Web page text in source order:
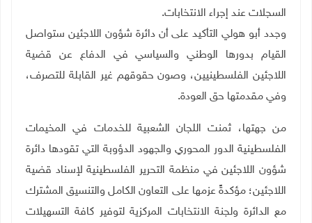
السجلات عند إجراء الانتخابات.
وجدد أبو هولي التأكيد على أن دائرة شؤون اللاجئين ستواصل
القيام بدورها الوطني والسياسي في الدفاع عن قضية
اللاجئين الفلسطينيين، وصون حقوقهم غير القابلة للتصرف،
وفي مقدمتها حق العودة.
من جهتها، ثمنت اللجان الشعبية للخدمات في المخيمات
الفلسطينية الدور المحوري والجهود الدؤوبة التي تقودها دائرة
شؤون اللاجئين في منظمة التحرير الفلسطينية لإسناد قضية
اللاجئين؛ مؤكدةً عزمها على التعاون الكامل والتنسيق المشترك
مع الدائرة ولجنة الانتخابات المركزية لتوفير كافة التسهيلات